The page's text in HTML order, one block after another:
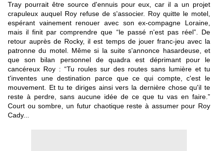
Tray pourrait être source d'ennuis pour eux, car il a un projet
crapuleux auquel Roy refuse de s'associer. Roy quitte le motel,
espérant vainement renouer avec son ex-compagne Loraine,
mais il finit par comprendre que “le passé n'est pas réel”. De
retour auprès de Rocky, il est temps de jouer franc-jeu avec la
patronne du motel. Même si la suite s'annonce hasardeuse, et
que son bilan personnel de quadra est déprimant pour le
cancéreux Roy : “Tu roules sur des routes sans lumière et tu
t'inventes une destination parce que ce qui compte, c'est le
mouvement. Et tu te diriges ainsi vers la dernière chose qu'il te
reste à perdre, sans aucune idée de ce que tu vas en faire.”
Court ou sombre, un futur chaotique reste à assumer pour Roy
Cady...